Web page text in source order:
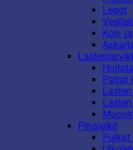
Legot
Koti-
Patjat
Pihaleikit